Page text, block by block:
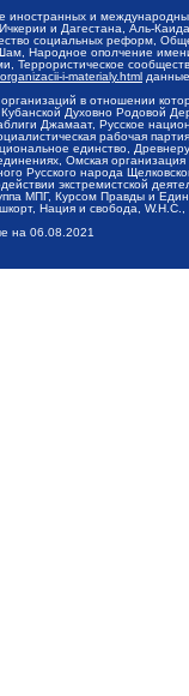
и
и Дагестана, Аль-
социальных реформ,
Народное ополчение
Террористическое
i-materialy.html
в отношении
Духовно Родовой
Джамаат, Русское
рабочая
единство,
Омская
Русского народа
экстремистской
МПГ, Курсом Правды и
Нация и свобода,
на 06.08.2021